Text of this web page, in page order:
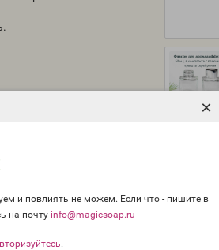
и повлиять не можем. Если что - пишите в
на почту info@magicsoap.ru
.
×